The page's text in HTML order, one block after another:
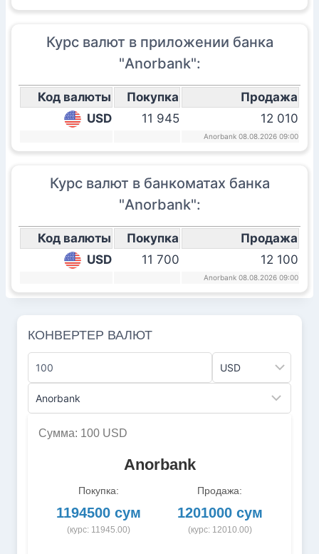
Курс валют в приложении банка
"Anorbank":
Код валюты Покупка
Продажа
USD
11 945 12 010
Anorbank 08.08.2026 09:00
Курс валют в банкоматах банка
"Anorbank":
Код валюты Покупка
Продажа
USD
11 700 12 100
Anorbank 08.08.2026 09:00
КОНВЕРТЕР ВАЛЮТ
Сумма: 100 USD
Anorbank
Покупка:
1194500 сум
(курс: 11945.00)
Продажа:
1201000 сум
(курс: 12010.00)